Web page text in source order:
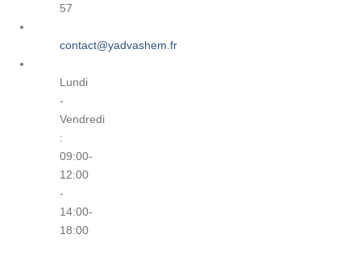
57
contact@yadvashem.fr
Lundi
-
Vendredi
:
09:00-
12:00
-
14:00-
18:00